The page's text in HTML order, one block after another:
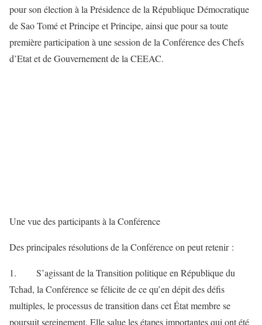
pour son élection à la Présidence de la République Démocratique
de Sao Tomé et Principe et Principe, ainsi que pour sa toute
première participation à une session de la Conférence des Chefs
d’Etat et de Gouvernement de la CEEAC.
Une vue des participants à la Conférence
Des principales résolutions de la Conférence on peut retenir :
1. S’agissant de la Transition politique en République du
Tchad, la Conférence se félicite de ce qu’en dépit des défis
multiples, le processus de transition dans cet État membre se
poursuit sereinement. Elle salue les étapes importantes qui ont été